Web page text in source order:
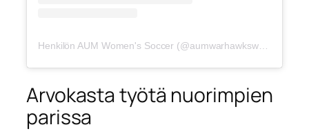
Henkilön AUM Women's Soccer (@aumwarhawkswsoc) jakama julkaisu
Arvokasta työtä nuorimpien
parissa